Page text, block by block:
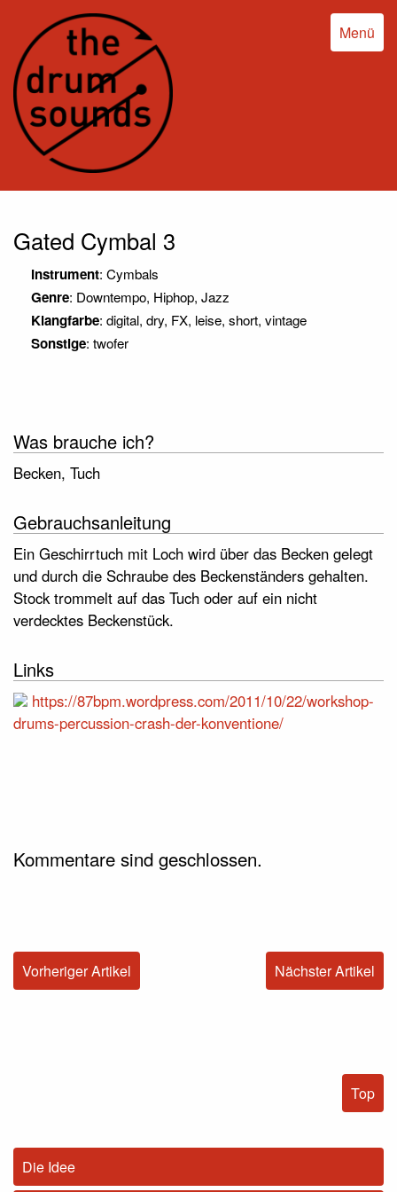
Menü
Gated Cymbal 3
Instrument: Cymbals
Genre: Downtempo, Hiphop, Jazz
Klangfarbe: digital, dry, FX, leise, short, vintage
Sonstige: twofer
Was brauche ich?
Becken, Tuch
Gebrauchsanleitung
Ein Geschirrtuch mit Loch wird über das Becken gelegt
und durch die Schraube des Beckenständers gehalten.
Stock trommelt auf das Tuch oder auf ein nicht
verdecktes Beckenstück.
Links
https://87bpm.wordpress.com/2011/10/22/workshop-
drums-percussion-crash-der-konventione/
Kommentare sind geschlossen.
Nächster Artikel
Vorheriger Artikel
Top
Die Idee